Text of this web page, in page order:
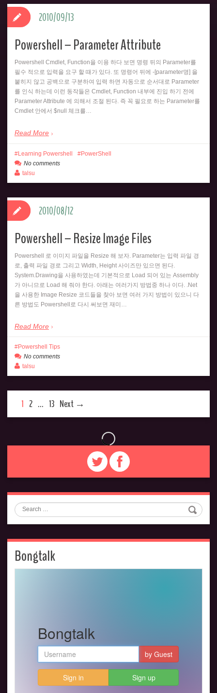
Powershell – Parameter Attribute
Powershell Cmdlet, Function을 이용 하다 보면 명령 뒤의 Parameter를
필수 적으로 입력을 요구 할 때가 있다. 또 명령어 뒤에 -[parameter명] 을
붙히지 않고 공백으로 구분하여 입력 하면 자동으로 순서대로 Parameter
를 인식 하는데 이런 동작들은 Cmdlet, Function 내부에 진입 하기 전에
Parameter Attribute 에 의해서 조절 된다. 즉 꼭 필요로 하는 Parameter를
Cmdlet 안에서 $null 체크를…
Read More
2010/09/13
Learning Powershell
PowerShell
No comments
talsu
Powershell – Resize Image Files
Powershell 로 이미지 파일을 Resize 해 보자. Parameter는 입력 파일 경
로, 출력 파일 경로 그리고 Width, Height 사이즈만 있으면 된다.
System.Drawing을 사용하였는데 기본적으로 Load 되어 있는 Assembly
가 아니므로 Load 해 줘야 한다. 아래는 여러가지 방법중 하나 이다. .Net
을 사용한 Image Resize 코드들을 찾아 보면 여러 가지 방법이 있으니 다
른 방법도 Powershell로 다시 써보면 재미…
Read More
2010/08/12
Powershell Tips
No comments
talsu
1 2 … 13 Next →
Search
Bongtalk